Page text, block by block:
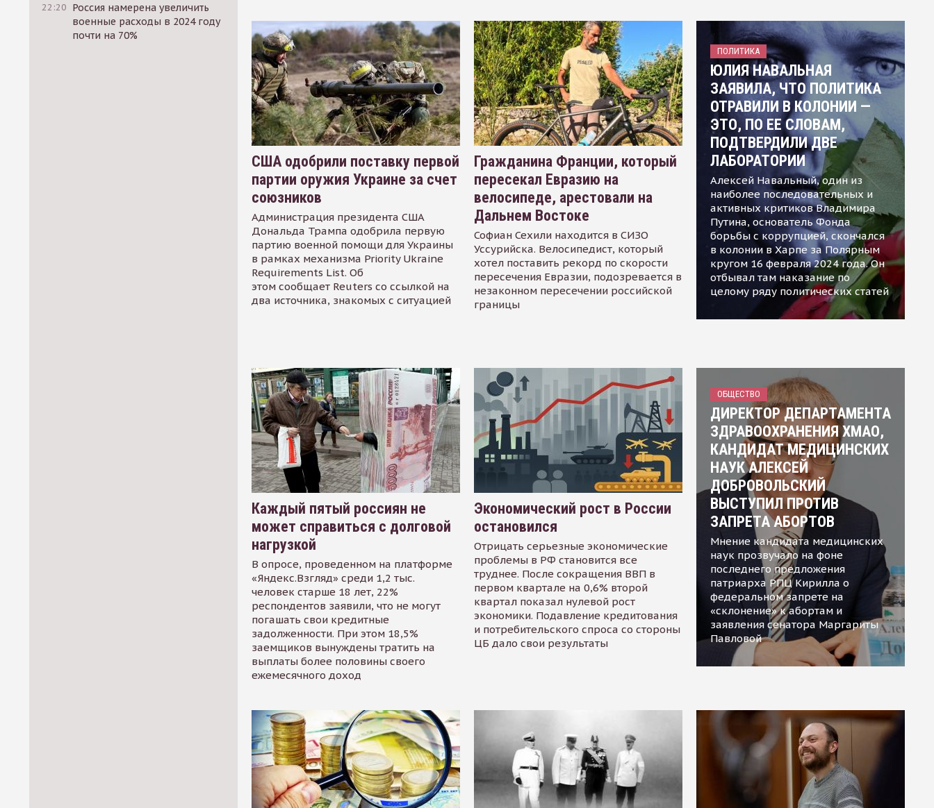
22:20 Россия намерена увеличить
военные расходы в 2024 году
почти на 70%
США одобрили поставку первой
партии оружия Украине за счет
союзников
Администрация президента США
Дональда Трампа одобрила первую
партию военной помощи для Украины
в рамках механизма Priority Ukraine
Requirements List. Об
этом сообщает Reuters со ссылкой на
два источника, знакомых с ситуацией
Гражданина Франции, который
пересекал Евразию на
велосипеде, арестовали на
Дальнем Востоке
Софиан Сехили находится в СИЗО
Уссурийска. Велосипедист, который
хотел поставить рекорд по скорости
пересечения Евразии, подозревается в
незаконном пересечении российской
границы
ПОЛИТИКА
ЮЛИЯ НАВАЛЬНАЯ
ЗАЯВИЛА, ЧТО ПОЛИТИКА
ОТРАВИЛИ В КОЛОНИИ —
ЭТО, ПО ЕЕ СЛОВАМ,
ПОДТВЕРДИЛИ ДВЕ
ЛАБОРАТОРИИ
Алексей Навальный, один из
наиболее последовательных и
активных критиков Владимира
Путина, основатель Фонда
борьбы с коррупцией, скончался
в колонии в Харпе за Полярным
кругом 16 февраля 2024 года. Он
отбывал там наказание по
целому ряду политических статей
Каждый пятый россиян не
может справиться с долговой
нагрузкой
В опросе, проведенном на платформе
«Яндекс.Взгляд» среди 1,2 тыс.
человек старше 18 лет, 22%
респондентов заявили, что не могут
погашать свои кредитные
задолженности. При этом 18,5%
заемщиков вынуждены тратить на
выплаты более половины своего
ежемесячного доход
Экономический рост в России
остановился
Отрицать серьезные экономические
проблемы в РФ становится все
труднее. После сокращения ВВП в
первом квартале на 0,6% второй
квартал показал нулевой рост
экономики. Подавление кредитования
и потребительского спроса со стороны
ЦБ дало свои результаты
ОБЩЕСТВО
ДИРЕКТОР ДЕПАРТАМЕНТА
ЗДРАВООХРАНЕНИЯ ХМАО,
КАНДИДАТ МЕДИЦИНСКИХ
НАУК АЛЕКСЕЙ
ДОБРОВОЛЬСКИЙ
ВЫСТУПИЛ ПРОТИВ
ЗАПРЕТА АБОРТОВ
Мнение кандидата медицинских
наук прозвучало на фоне
последнего предложения
патриарха РПЦ Кирилла о
федеральном запрете на
«склонение» к абортам и
заявления сенатора Маргариты
Павловой